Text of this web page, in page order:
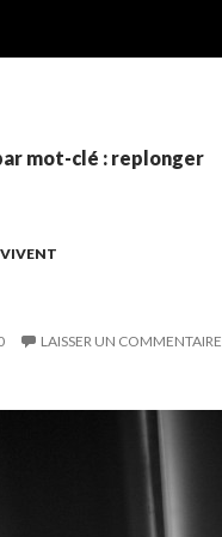
mot-clé : replonger
LAISSER UN COMMENTAIRE